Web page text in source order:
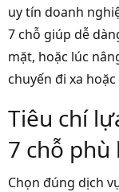
uy tín doanh
7 chỗ giúp dễ
mặt, hoặc lúc
chuyến đi xa
Tiêu chí
7 chỗ phù
Chọn đúng dịch